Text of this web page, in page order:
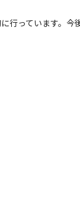
行っています。